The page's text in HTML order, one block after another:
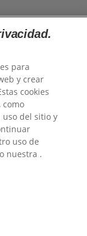
reservados.
para
y crear
cookies
del sitio y
uso de
nuestra .